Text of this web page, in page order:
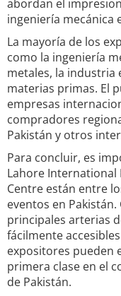
abordan el
ingeniería mecánica
La mayoría de los
como la ingeniería
metales, la industria
materias primas. El
empresas
compradores
Pakistán y otros
Para concluir, es
Lahore International
Centre están entre
eventos en
principales arterias
fácilmente
expositores pueden
primera clase en el
de Pakistán.